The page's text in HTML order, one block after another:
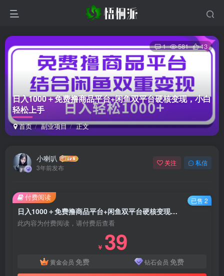
日入1000＋免费撸商品平台+闲鱼双平台硬核变现，小白
轻松上手
首页 副业项目 正文
1 581 13
小喇叭
3年前发布
关注 私信
日入1000＋免费撸商品平台+闲鱼双平台硬核变现，小白轻松上手
此内容为付费阅读，请付费后查看
￥ 39
黄金会员 免费 钻石会员 免费
付费阅读 已售 2